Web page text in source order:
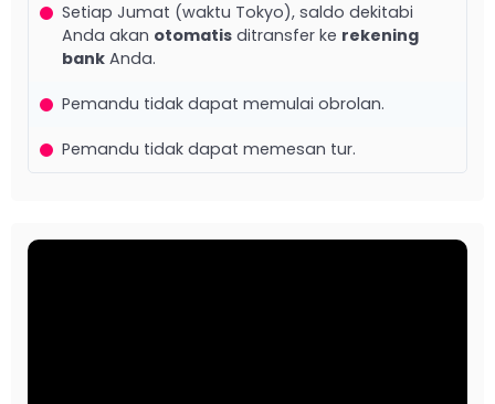
Setiap Jumat (waktu Tokyo), saldo dekitabi
Anda akan otomatis ditransfer ke rekening
bank Anda.
Pemandu tidak dapat memulai obrolan.
Pemandu tidak dapat memesan tur.